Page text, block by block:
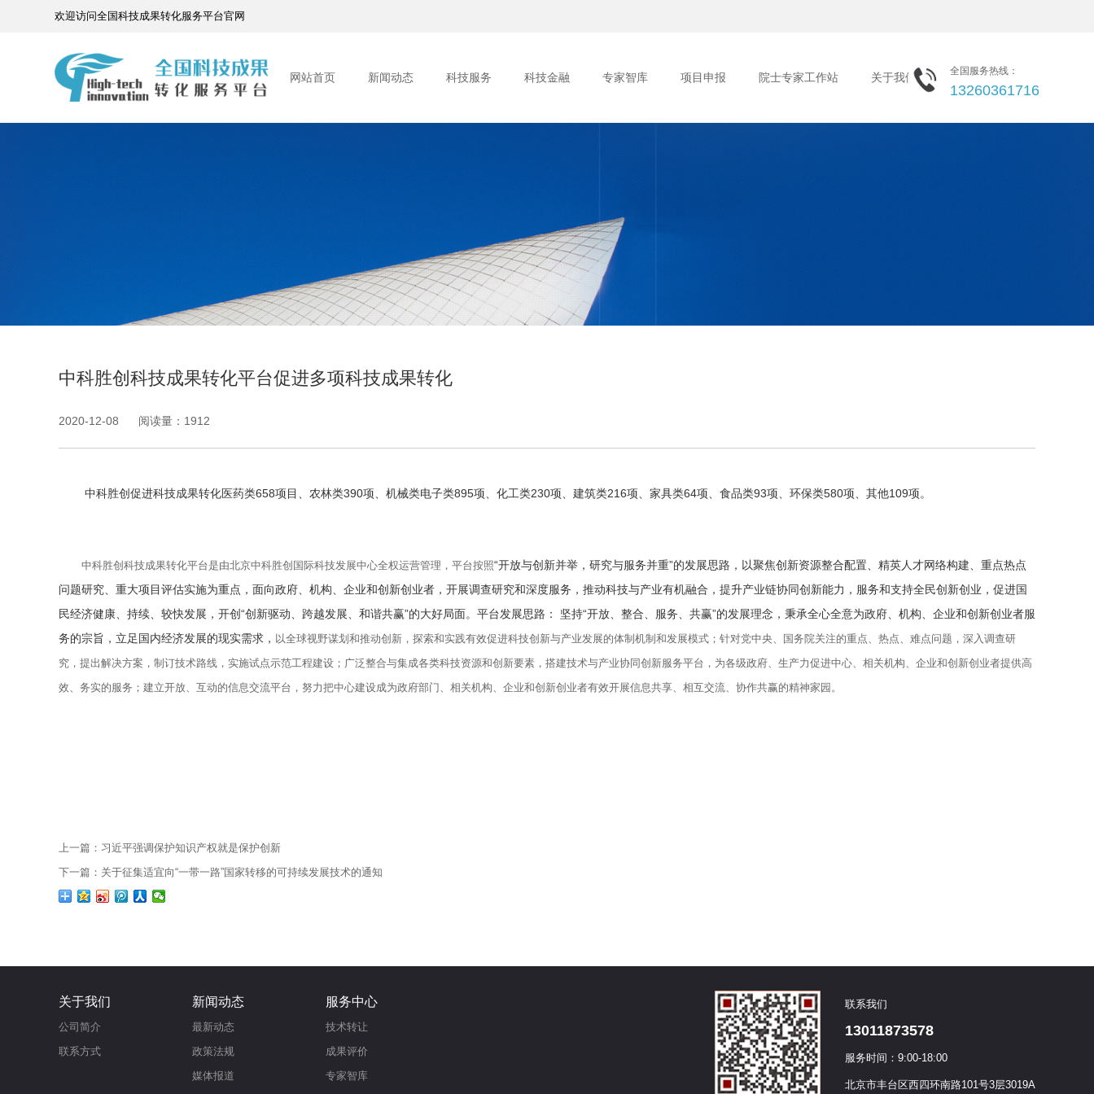
欢迎访问全国科技成果转化服务平台官网
网站首页 新闻动态 科技服务 科技金融 专家智库 项目申报 院士专家工作站 关于我们 全国服务热线：
13260361716
中科胜创科技成果转化平台促进多项科技成果转化
2020-12-08 阅读量：1912
中科胜创促进科技成果转化医药类658项目、农林类390项、机械类电子类895项、化工类230项、建筑类216项、家具类64项、食品类93项、环保类580项、其他109项。
中科胜创科技成果转化平台是由北京中科胜创国际科技发展中心全权运营管理，平台按照“开放与创新并举，研究与服务并重”的发展思路，以聚焦创新资源整合配置、精英人才网络构建、重点热点
问题研究、重大项目评估实施为重点，面向政府、机构、企业和创新创业者，开展调查研究和深度服务，推动科技与产业有机融合，提升产业链协同创新能力，服务和支持全民创新创业，促进国
民经济健康、持续、较快发展，开创“创新驱动、跨越发展、和谐共赢”的大好局面。平台发展思路： 坚持“开放、整合、服务、共赢”的发展理念，秉承全心全意为政府、机构、企业和创新创业者服
务的宗旨，立足国内经济发展的现实需求， 以全球视野谋划和推动创新，探索和实践有效促进科技创新与产业发展的体制机制和发展模式；针对党中央、国务院关注的重点、热点、难点问题，深入调查研
究，提出解决方案，制订技术路线，实施试点示范工程建设；广泛整合与集成各类科技资源和创新要素，搭建技术与产业协同创新服务平台，为各级政府、生产力促进中心、相关机构、企业和创新创业者提供高
效、务实的服务；建立开放、互动的信息交流平台，努力把中心建设成为政府部门、相关机构、企业和创新创业者有效开展信息共享、相互交流、协作共赢的精神家园。
上一篇：习近平强调保护知识产权就是保护创新
下一篇：关于征集适宜向“一带一路”国家转移的可持续发展技术的通知
关于我们
公司简介
联系方式
新闻动态
最新动态
政策法规
媒体报道
服务中心
技术转让
成果评价
专家智库
联系我们
13011873578
服务时间：9:00-18:00
北京市丰台区西四环南路101号3层3019A